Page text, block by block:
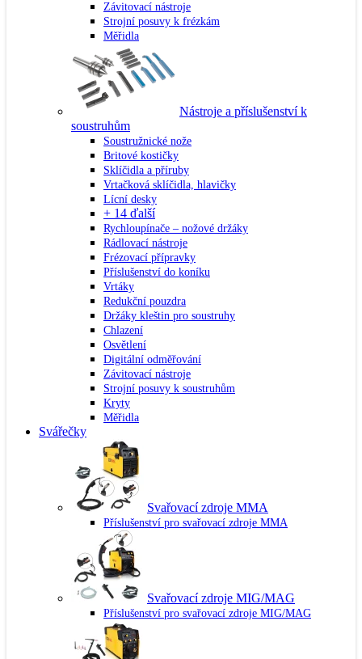
Závitovací nástroje
Strojní posuvy k frézkám
Měřidla
Nástroje a příslušenství k
soustruhům
Soustružnické nože
Britové kostičky
Sklíčidla a příruby
Vrtačková sklíčidla, hlavičky
Lícní desky
+ 14 ďalší
Rychloupínače – nožové držáky
Rádlovací nástroje
Frézovací přípravky
Příslušenství do koníku
Vrtáky
Redukční pouzdra
Držáky kleštin pro soustruhy
Chlazení
Osvětlení
Digitální odměřování
Závitovací nástroje
Strojní posuvy k soustruhům
Kryty
Měřidla
Svářečky
Svařovací zdroje MMA
Příslušenství pro svařovací zdroje MMA
Svařovací zdroje MIG/MAG
Příslušenství pro svařovací zdroje MIG/MAG